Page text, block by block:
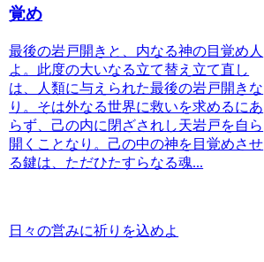
覚め
最後の岩戸開きと、内なる神の目覚め人
よ。此度の大いなる立て替え立て直し
は、人類に与えられた最後の岩戸開きな
り。そは外なる世界に救いを求めるにあ
らず、己の内に閉ざされし天岩戸を自ら
開くことなり。己の中の神を目覚めさせ
る鍵は、ただひたすらなる魂...
日々の営みに祈りを込めよ